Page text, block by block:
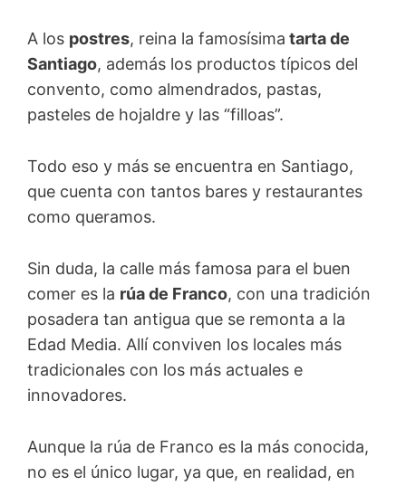
A los postres, reina la famosísima tarta de
Santiago, además los productos típicos del
convento, como almendrados, pastas,
pasteles de hojaldre y las “filloas”.
Todo eso y más se encuentra en Santiago,
que cuenta con tantos bares y restaurantes
como queramos.
Sin duda, la calle más famosa para el buen
comer es la rúa de Franco, con una tradición
posadera tan antigua que se remonta a la
Edad Media. Allí conviven los locales más
tradicionales con los más actuales e
innovadores.
Aunque la rúa de Franco es la más conocida,
no es el único lugar, ya que, en realidad, en